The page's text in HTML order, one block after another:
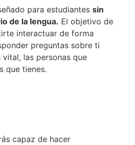
para estudiantes sin
de la lengua. El objetivo de
interactuar de forma
preguntas sobre ti
las personas que
que tienes.
capaz de hacer